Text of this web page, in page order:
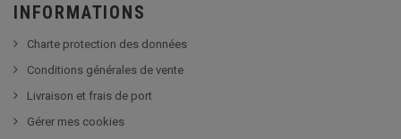
INFORMATIONS
Charte protection des données
Conditions générales de vente
Livraison et frais de port
Gérer mes cookies